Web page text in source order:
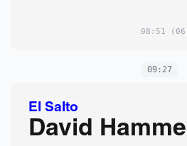
08:51
09:27
El Salto
David